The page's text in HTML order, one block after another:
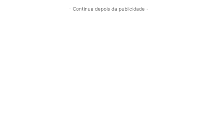
- Continua depois da publicidade -